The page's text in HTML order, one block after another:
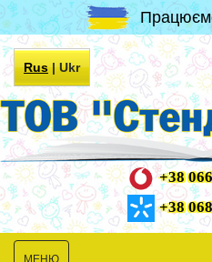
Rus|Ukr
+38
+38